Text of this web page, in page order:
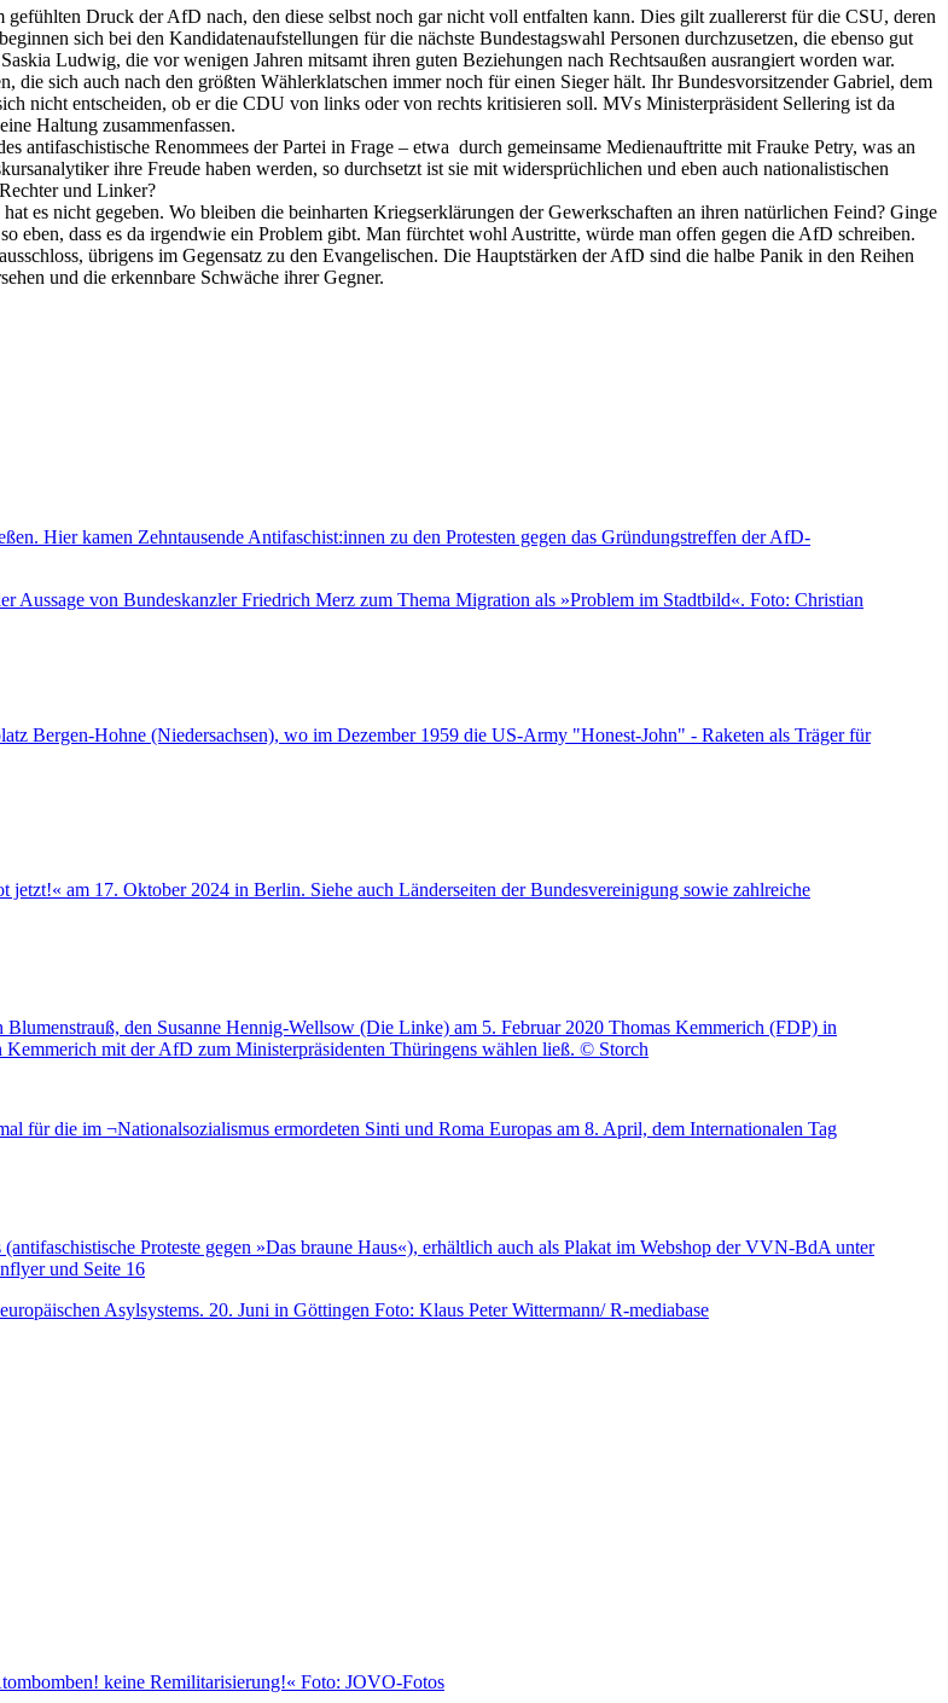
Druck der AfD nach, den diese selbst noch gar nicht voll entfalten kann. Dies gilt zuallererst für die CSU, deren
sich bei den Kandidatenaufstellungen für die nächste Bundestagswahl Personen durchzusetzen, die ebenso gut
Ludwig, die vor wenigen Jahren mitsamt ihren guten Beziehungen nach Rechtsaußen ausrangiert worden war.
die sich auch nach den größten Wählerklatschen immer noch für einen Sieger hält. Ihr Bundesvorsitzender Gabriel, dem
nicht entscheiden, ob er die CDU von links oder von rechts kritisieren soll. MVs Ministerpräsident Sellering ist da
Haltung zusammenfassen.
antifaschistische Renommees der Partei in Frage – etwa durch gemeinsame Medienauftritte mit Frauke Petry, was an
ihre Freude haben werden, so durchsetzt ist sie mit widersprüchlichen und eben auch nationalistischen
und Linker?
es nicht gegeben. Wo bleiben die beinharten Kriegserklärungen der Gewerkschaften an ihren natürlichen Feind? Ginge
eben, dass es da irgendwie ein Problem gibt. Man fürchtet wohl Austritte, würde man offen gegen die AfD schreiben.
übrigens im Gegensatz zu den Evangelischen. Die Hauptstärken der AfD sind die halbe Panik in den Reihen
und die erkennbare Schwäche ihrer Gegner.